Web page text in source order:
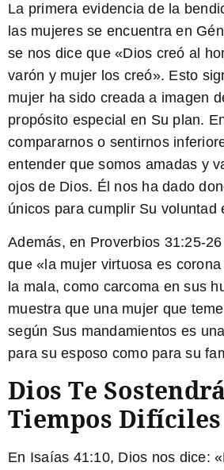
La primera evidencia de la
las mujeres se encuentra en
se nos dice que «Dios creó al
varón y mujer los creó». Esto
mujer ha sido creada a imagen
propósito especial en Su plan.
compararnos o sentirnos
entender que somos amadas y
ojos de Dios. Él nos ha dado
únicos para cumplir Su voluntad
Además, en Proverbios 31:25-
que «la mujer virtuosa es
la mala, como carcoma en sus
muestra que una mujer que
según Sus mandamientos es
para su esposo como para su
Dios Te
Tiempos Difíciles
En Isaías 41:10, Dios nos dice: